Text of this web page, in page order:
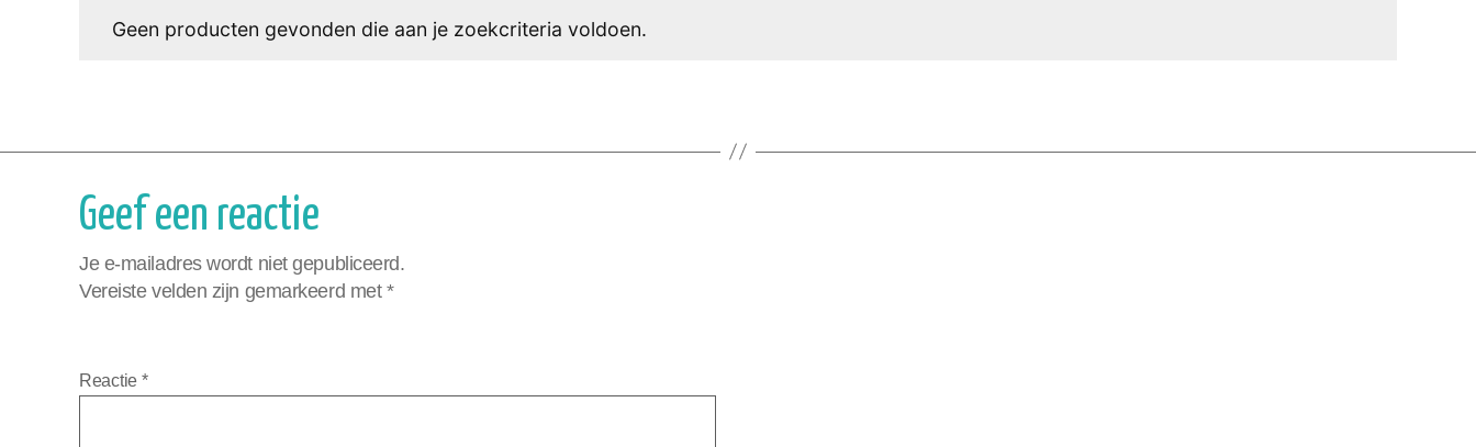
Geen producten gevonden die aan je zoekcriteria voldoen.
Geef een reactie
Je e-mailadres wordt niet gepubliceerd.
Vereiste velden zijn gemarkeerd met *
Reactie *